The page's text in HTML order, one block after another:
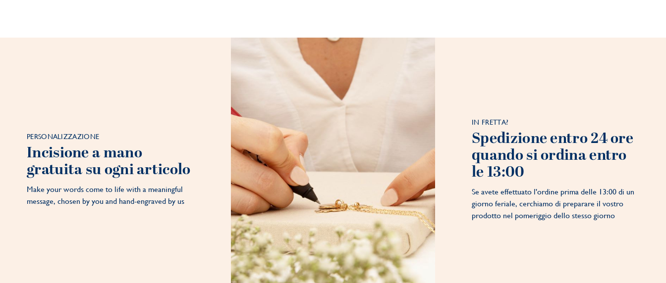
PERSONALIZZAZIONE
Incisione a mano
gratuita su ogni articolo
Make your words come to life with a meaningful
message, chosen by you and hand-engraved by us
IN FRETTA?
Spedizione entro 24 ore
quando si ordina entro
le 13:00
Se avete effettuato l'ordine prima delle 13:00 di un
giorno feriale, cerchiamo di preparare il vostro
prodotto nel pomeriggio dello stesso giorno